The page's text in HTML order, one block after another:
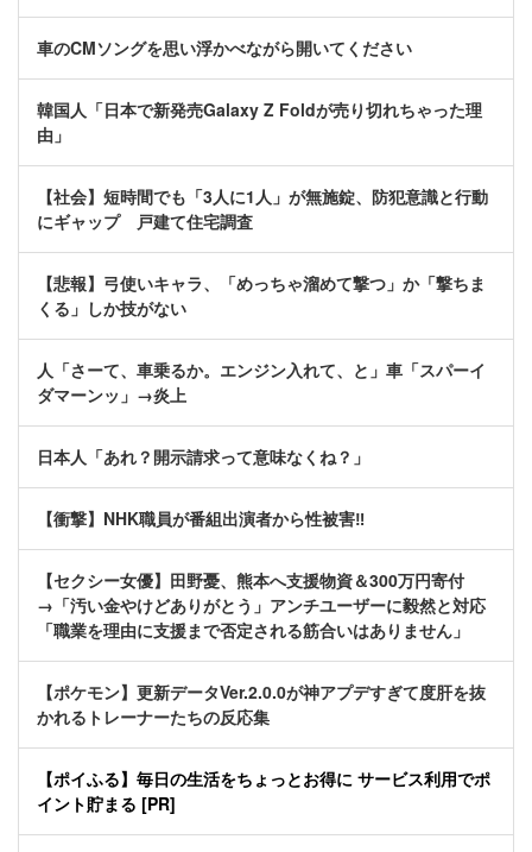
車のCMソングを思い浮かべながら開いてください
韓国人「日本で新発売Galaxy Z Foldが売り切れちゃった理
由」
【社会】短時間でも「3人に1人」が無施錠、防犯意識と行動
にギャップ 戸建て住宅調査
【悲報】弓使いキャラ、「めっちゃ溜めて撃つ」か「撃ちま
くる」しか技がない
人「さーて、車乗るか。エンジン入れて、と」車「スパーイ
ダマーンッ」→炎上
日本人「あれ？開示請求って意味なくね？」
【衝撃】NHK職員が番組出演者から性被害‼
【セクシー女優】田野憂、熊本へ支援物資＆300万円寄付
→「汚い金やけどありがとう」アンチユーザーに毅然と対応
「職業を理由に支援まで否定される筋合いはありません」
【ポケモン】更新データVer.2.0.0が神アプデすぎて度肝を抜
かれるトレーナーたちの反応集
【ポイふる】毎日の生活をちょっとお得に サービス利用でポ
イント貯まる [PR]